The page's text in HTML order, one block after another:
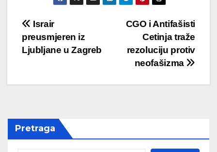
Post
navigation
CGO i Antifašisti
Cetinja traže
rezoluciju protiv
neofašizma
Israir
preusmjeren iz
Ljubljane u Zagreb
Pretraga